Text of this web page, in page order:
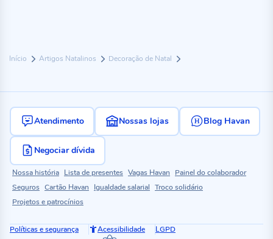
Início Artigos Natalinos Decoração de Natal
Atendimento Nossas lojas Blog Havan
Negociar dívida
Nossa história Lista de presentes Vagas Havan
Painel do colaborador
Seguros Cartão Havan Igualdade salarial Troco solidário
Projetos e patrocínios
Políticas e segurança Acessibilidade
LGPD